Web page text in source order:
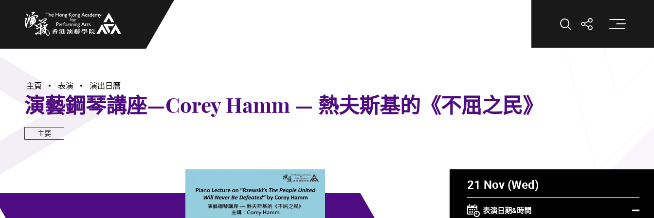
打開搜索打開分享打
主頁 表演 演出日曆
演藝鋼琴講座—Corey Hamm — 熱夫斯基的《不屈之民》
主要
21 Nov (Wed)
表演日期&時間